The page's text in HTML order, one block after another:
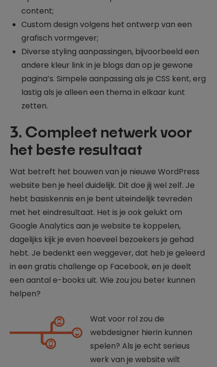
content;
Custom design volgens het ontwerp van een
grafisch vormgever;
Diverse styling aanpassingen, bijvoorbeeld een
andere kleur link in je blogs dan op je gewone
pagina’s. Simpele aanpassing als je CSS kent, erg
lastig als je alleen een thema in elkaar kunt
zetten.
3. Compleet netwerk voor
het beste resultaat
Wat betreft het bouwen van je nieuwe WordPress
website ben je heel duidelijk. Dit doe jij wel zelf. Je
hebt basiskennis en je bent uiteindelijk tevreden
met het eindresultaat. Het is je ook gelukt om
Google Analytics aan je website te koppelen,
dagelijks kijk je even hoeveel bezoekers je gehad
hebt. Je bedenkt een weggever, dat heb je geleerd
in een gratis challenge op Facebook, en je deelt
een aantal e-books uit. Wie zou jou beter kunnen
helpen?
Wat voor rol zou de
webdesigner hierin kunnen
spelen? Als je echt serieus
werk van je website wilt